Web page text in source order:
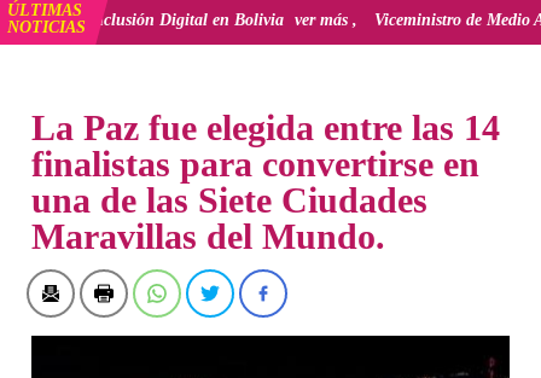
ÚLTIMAS
NOTICIAS
la inclusión Digital en Bolivia ver más Viceministro de Medio
La Paz fue elegida entre las 14
finalistas para convertirse en
una de las Siete Ciudades
Maravillas del Mundo.